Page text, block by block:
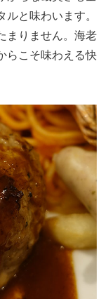
と味わいます。
まりません。海老
らこそ味わえる快